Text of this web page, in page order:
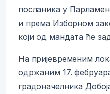
посланика у
и према Изборном
који од мандата ће
На пријевременим
одржаним 17.
градоначелника